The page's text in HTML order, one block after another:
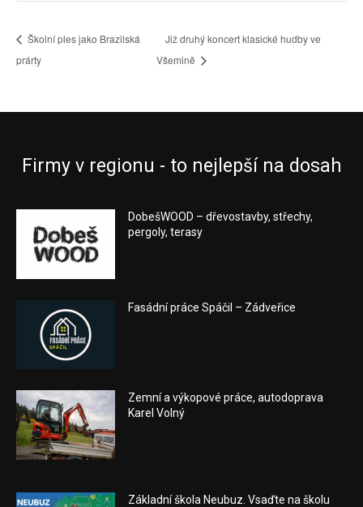
Školní ples jako Brazilská
prárty
Již druhý koncert klasické hudby ve
Všemině
Firmy v regionu - to nejlepší na dosah
DobešWOOD – dřevostavby, střechy,
pergoly, terasy
Fasádní práce Spáčil – Zádveřice
Zemní a výkopové práce, autodoprava
Karel Volný
Základní škola Neubuz. Vsaďte na školu